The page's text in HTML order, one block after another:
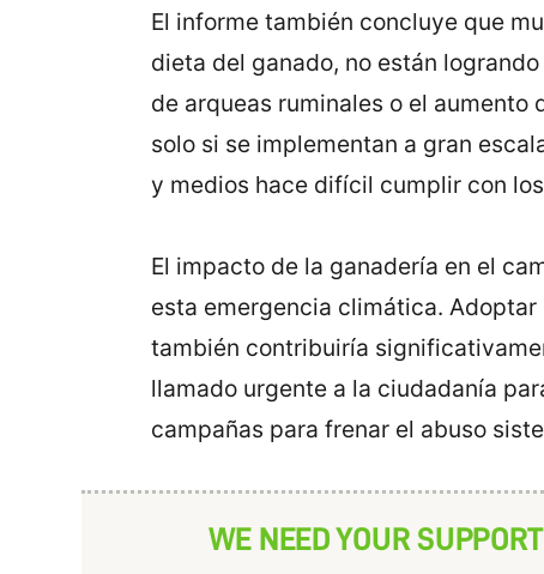
El informe también concluye que
dieta del ganado, no están
de arqueas ruminales o el aumento
solo si se implementan a gran
y medios hace difícil cumplir con
El impacto de la ganadería en el
esta emergencia climática.
también contribuiría
llamado urgente a la ciudadanía
campañas para frenar el abuso
WE NEED YOUR SUPPORT